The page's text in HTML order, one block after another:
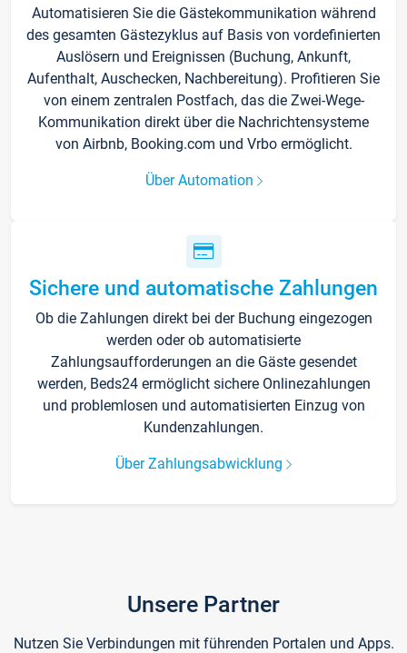
Automatisieren Sie die Gästekommunikation während
des gesamten Gästezyklus auf Basis von vordefinierten
Auslösern und Ereignissen (Buchung, Ankunft,
Aufenthalt, Auschecken, Nachbereitung). Profitieren Sie
von einem zentralen Postfach, das die Zwei-Wege-
Kommunikation direkt über die Nachrichtensysteme
von Airbnb, Booking.com und Vrbo ermöglicht.
Über Automation
Sichere und automatische Zahlungen
Ob die Zahlungen direkt bei der Buchung eingezogen
werden oder ob automatisierte
Zahlungsaufforderungen an die Gäste gesendet
werden, Beds24 ermöglicht sichere Onlinezahlungen
und problemlosen und automatisierten Einzug von
Kundenzahlungen.
Über Zahlungsabwicklung
Unsere Partner
Nutzen Sie Verbindungen mit führenden Portalen und Apps.